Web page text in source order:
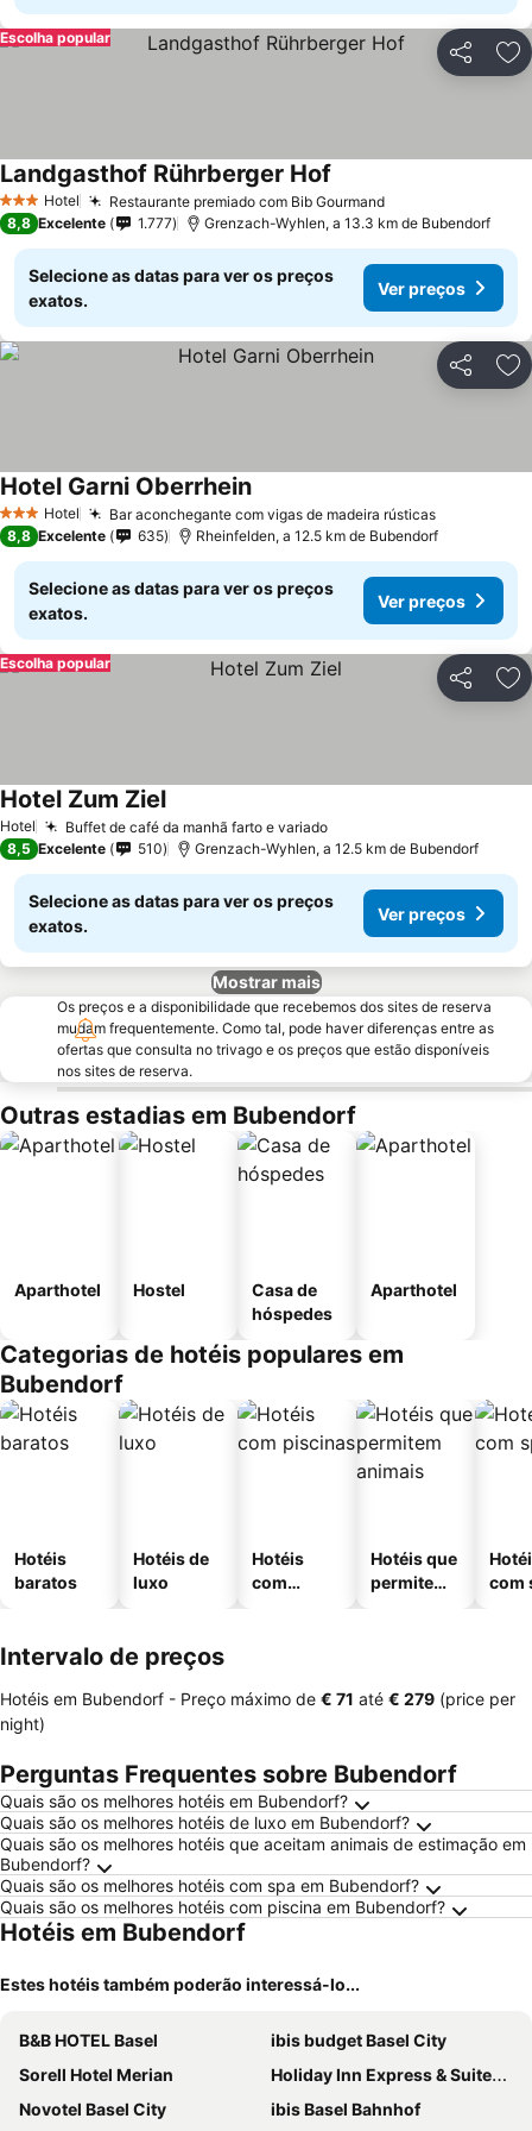
Partilhar
Escolha popular
3 EstrelasHotel Restaurante premiado com Bib Gourmand
Landgasthof Rührberger Hof
8,8 Excelente 1.777 Grenzach-Wyhlen, a 13.3 km de Bubendorf
Selecione as datas para ver os preços
exatos.
Ver preços
Partilhar
3 EstrelasHotel Bar aconchegante com vigas de madeira rústicas
Hotel Garni Oberrhein
8,8 Excelente 635 Rheinfelden, a 12.5 km de Bubendorf
Selecione as datas para ver os preços
exatos.
Ver preços
Partilhar
Escolha popular
Hotel Buffet de café da manhã farto e variado
Hotel Zum Ziel
8,5 Excelente 510 Grenzach-Wyhlen, a 12.5 km de Bubendorf
Selecione as datas para ver os preços
exatos.
Ver preços
Mostrar mais
Os preços e a disponibilidade que recebemos dos sites de reserva
mudam frequentemente. Como tal, pode haver diferenças entre as
ofertas que consulta no trivago e os preços que estão disponíveis
nos sites de reserva.
Outras estadias em Bubendorf
Aparthotel Hostel
Casa de
hóspedes
Aparthotel
Categorias de hotéis populares em
Bubendorf
Hotéis
baratos
Hotéis de
luxo
Hotéis
com
Hotéis que
permitem
com
Intervalo de preços
Hotéis em Bubendorf - Preço máximo de ‎€ 71 até ‎€ 279 (price per
night)
Perguntas Frequentes sobre Bubendorf
Quais são os melhores hotéis em Bubendorf?
Quais são os melhores hotéis de luxo em Bubendorf?
Quais são os melhores hotéis que aceitam animais de estimação em
Bubendorf?
Quais são os melhores hotéis com spa em Bubendorf?
Quais são os melhores hotéis com piscina em Bubendorf?
Hotéis em Bubendorf
Estes hotéis também poderão interessá-lo...
B&B HOTEL Basel
ibis budget Basel City
Sorell Hotel Merian
Holiday Inn Express & Suites - Basel - Allschwil by IHG
Novotel Basel City
ibis Basel Bahnhof